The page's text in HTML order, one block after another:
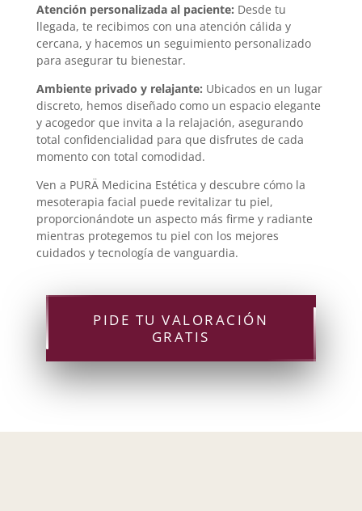
Atención personalizada al paciente: Desde tu
llegada, te recibimos con una atención cálida y
cercana, y hacemos un seguimiento personalizado
para asegurar tu bienestar.
Ambiente privado y relajante: Ubicados en un lugar
discreto, hemos diseñado como un espacio elegante
y acogedor que invita a la relajación, asegurando
total confidencialidad para que disfrutes de cada
momento con total comodidad.
Ven a PURÄ Medicina Estética y descubre cómo la
mesoterapia facial puede revitalizar tu piel,
proporcionándote un aspecto más firme y radiante
mientras protegemos tu piel con los mejores
cuidados y tecnología de vanguardia.
PIDE TU VALORACIÓN
GRATIS